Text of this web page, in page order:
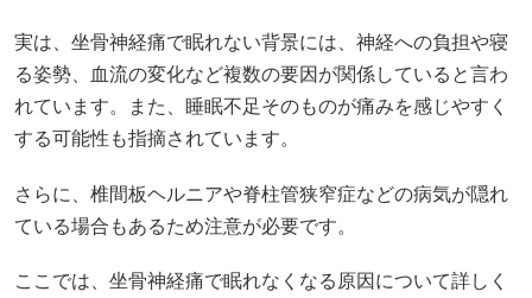
実は、坐骨神経痛で眠れない背景には、神経への負担や寝
る姿勢、血流の変化など複数の要因が関係していると言わ
れています。また、睡眠不足そのものが痛みを感じやすく
する可能性も指摘されています。
さらに、椎間板ヘルニアや脊柱管狭窄症などの病気が隠れ
ている場合もあるため注意が必要です。
ここでは、坐骨神経痛で眠れなくなる原因について詳しく